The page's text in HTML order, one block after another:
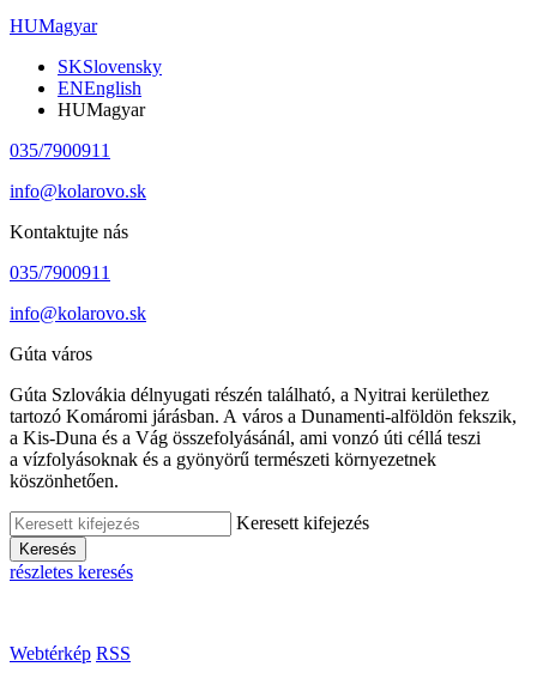
HUMagyar
SKSlovensky
ENEnglish
HUMagyar
035/7900911
info@kolarovo.sk
Kontaktujte nás
035/7900911
info@kolarovo.sk
Gúta város
Gúta Szlovákia délnyugati részén található, a Nyitrai kerülethez
tartozó Komáromi járásban. A város a Dunamenti-alföldön fekszik,
a Kis-Duna és a Vág összefolyásánál, ami vonzó úti céllá teszi
a vízfolyásoknak és a gyönyörű természeti környezetnek
köszönhetően.
Keresett kifejezés
Keresés
részletes keresés
Webtérkép RSS